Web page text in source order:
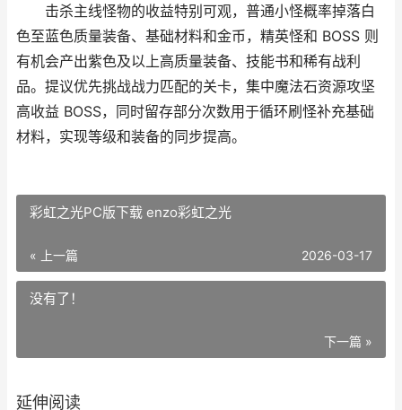
击杀主线怪物的收益特别可观，普通小怪概率掉落白
色至蓝色质量装备、基础材料和金币，精英怪和 BOSS 则
有机会产出紫色及以上高质量装备、技能书和稀有战利
品。提议优先挑战战力匹配的关卡，集中魔法石资源攻坚
高收益 BOSS，同时留存部分次数用于循环刷怪补充基础
材料，实现等级和装备的同步提高。
彩虹之光PC版下载 enzo彩虹之光
« 上一篇 2026-03-17
没有了！
下一篇 »
延伸阅读